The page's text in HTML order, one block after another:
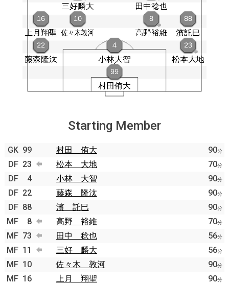
Starting Member
GK 99 村田 侑大 90分
DF 23 松本 大地 70分
DF 4 小林 大智 90分
DF 22 藤森 隆汰 90分
DF 88 濱 託巳 90分
MF 8 高野 裕維 70分
MF 73 田中 稔也 56分
MF 11 三好 麟大 56分
MF 10 佐々木 敦河 90分
MF 16 上月 翔聖 90分